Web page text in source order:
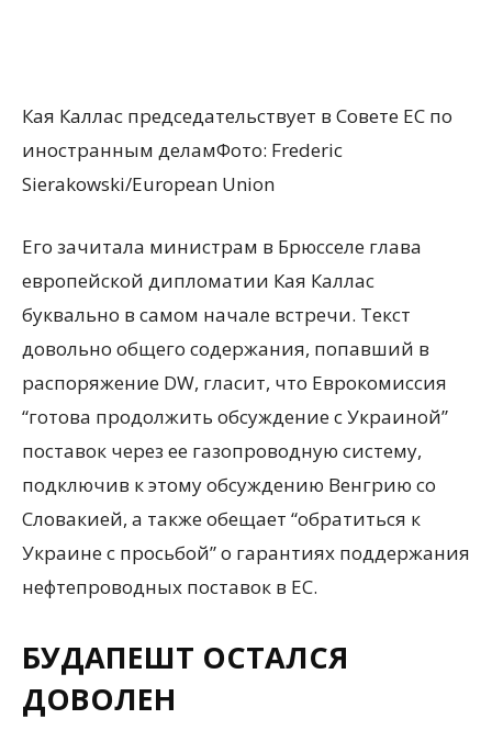
Кая Каллас председательствует в Совете ЕС по
иностранным деламФото: Frederic
Sierakowski/European Union
Его зачитала министрам в Брюсселе глава
европейской дипломатии Кая Каллас
буквально в самом начале встречи. Текст
довольно общего содержания, попавший в
распоряжение DW, гласит, что Еврокомиссия
“готова продолжить обсуждение с Украиной”
поставок через ее газопроводную систему,
подключив к этому обсуждению Венгрию со
Словакией, а также обещает “обратиться к
Украине с просьбой” о гарантиях поддержания
нефтепроводных поставок в ЕС.
БУДАПЕШТ ОСТАЛСЯ
ДОВОЛЕН